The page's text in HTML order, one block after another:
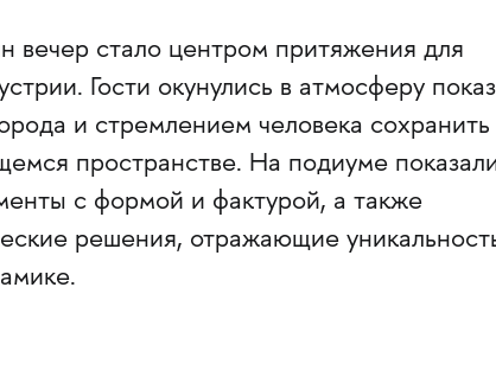
вечер стало центром притяжения для
Гости окунулись в атмосферу
и стремлением человека
пространстве. На подиуме
с формой и фактурой, а также
решения, отражающие